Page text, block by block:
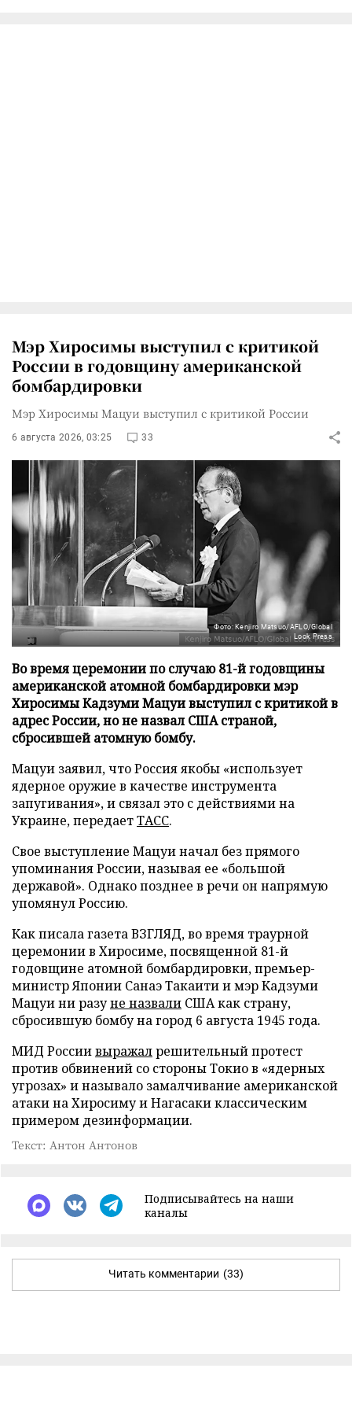
Мэр Хиросимы выступил с критикой
России в годовщину американской
бомбардировки
Мэр Хиросимы Мацуи выступил с критикой России
6 августа 2026, 03:25 33
Фото: Kenjiro Matsuo/AFLO/Global
Look Press
Во время церемонии по случаю 81-й годовщины
американской атомной бомбардировки мэр
Хиросимы Кадзуми Мацуи выступил с критикой в
адрес России, но не назвал США страной,
сбросившей атомную бомбу.
Мацуи заявил, что Россия якобы «использует
ядерное оружие в качестве инструмента
запугивания», и связал это с действиями на
Украине, передаетТАСС.
Свое выступление Мацуи начал без прямого
упоминания России, называя ее «большой
державой». Однако позднее в речи он напрямую
упомянул Россию.
Как писала газета ВЗГЛЯД, во время траурной
церемонии в Хиросиме, посвященной 81-й
годовщине атомной бомбардировки, премьер-
министр Японии Санаэ Такаити и мэр Кадзуми
Мацуи ни разуне назвали США как страну,
сбросившую бомбу на город 6 августа 1945 года.
МИД Россиивыражалрешительный протест
против обвинений со стороны Токио в «ядерных
угрозах» и называло замалчивание американской
атаки на Хиросиму и Нагасаки классическим
примером дезинформации.
Текст: Антон Антонов
Подписывайтесь на наши
каналы
Читать комментарии (33)